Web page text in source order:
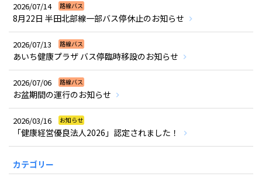
2026/07/14 路線バス
8月22日 半田北部線一部バス停休止のお知らせ
2026/07/13 路線バス
あいち健康プラザ バス停臨時移設のお知らせ
2026/07/06 路線バス
お盆期間の運行のお知らせ
2026/03/16 お知らせ
「健康経営優良法人2026」認定されました！
カテゴリー